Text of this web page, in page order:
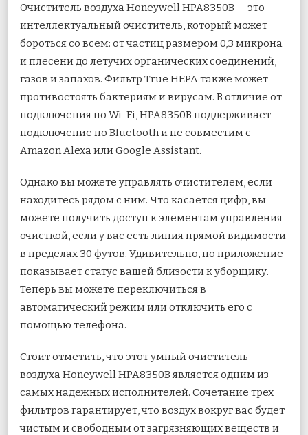
Очиститель воздуха Honeywell HPA8350B — это
интеллектуальный очиститель, который может
бороться со всем: от частиц размером 0,3 микрона
и плесени до летучих органических соединений,
газов и запахов. Фильтр True HEPA также может
противостоять бактериям и вирусам. В отличие от
подключения по Wi-Fi, HPA8350B поддерживает
подключение по Bluetooth и не совместим с
Amazon Alexa или Google Assistant.
Однако вы можете управлять очистителем, если
находитесь рядом с ним. Что касается цифр, вы
можете получить доступ к элементам управления
очисткой, если у вас есть линия прямой видимости
в пределах 30 футов. Удивительно, но приложение
показывает статус вашей близости к уборщику.
Теперь вы можете переключиться в
автоматический режим или отключить его с
помощью телефона.
Стоит отметить, что этот умный очиститель
воздуха Honeywell HPA8350B является одним из
самых надежных исполнителей. Сочетание трех
фильтров гарантирует, что воздух вокруг вас будет
чистым и свободным от загрязняющих веществ и